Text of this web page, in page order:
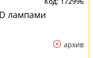
лампами
архив